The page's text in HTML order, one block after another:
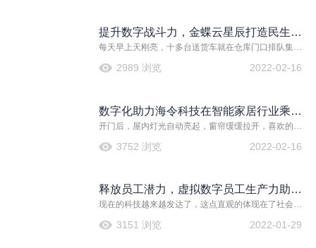
提升数字战斗力，金蝶云星辰打造民生行
业“数字新引擎”
每天早上天刚亮，十多台送货车就在仓库门口排队集中
拣后装上车。车队要赶在8点之前出发，在客户的店铺开
应商，河北谊博商贸在粮油零售批发这个行业坚持了20
年。
2022-02-16
2989 浏览
数字化助力海令科技在智能家居行业乘风
而起
开门后，屋内灯光自动亮起，窗帘缓缓拉开，喜欢的音
场景正在寻常百姓家中上演。事先预设好生活情境，通
交互的智能体验。
2022-02-16
3752 浏览
释放员工潜力，虚拟数字员工生产力助力
企业发展加速
现在的科技越来越发达了，这点直观的体现在了社会的
费太多就能给家里安装一整套智能家居。科技发展让我
2022-01-29
3151 浏览